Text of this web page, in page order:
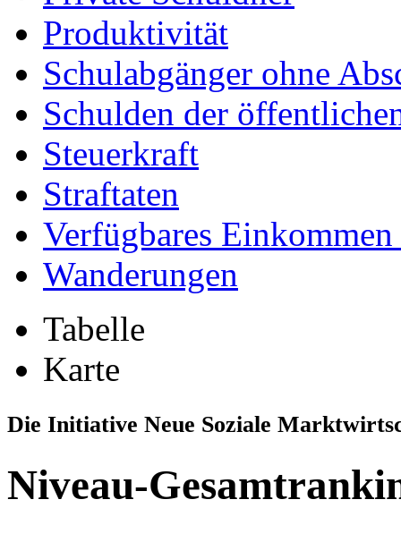
Produktivität
Schulabgänger ohne
Schulden der
Steuerkraft
Straftaten
Verfügbares
Wanderungen
Tabelle
Karte
Die Initiative Neue Soziale
Niveau-